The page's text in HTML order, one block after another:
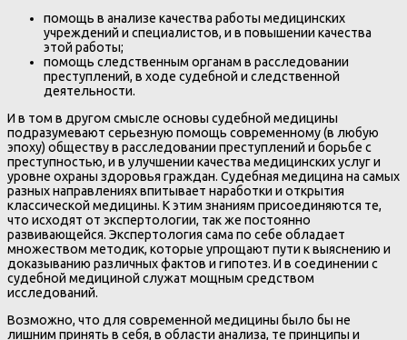
помощь в анализе качества работы медицинских
учреждений и специалистов, и в повышении качества
этой работы;
помощь следственным органам в расследовании
преступлений, в ходе судебной и следственной
деятельности.
И в том в другом смысле основы судебной медицины
подразумевают серьезную помощь современному (в любую
эпоху) обществу в расследовании преступлений и борьбе с
преступностью, и в улучшении качества медицинских услуг и
уровне охраны здоровья граждан. Судебная медицина на самых
разных направлениях впитывает наработки и открытия
классической медицины. К этим знаниям присоединяются те,
что исходят от экспертологии, так же постоянно
развивающейся. Экспертология сама по себе обладает
множеством методик, которые упрощают пути к выяснению и
доказыванию различных фактов и гипотез. И в соединении с
судебной медициной служат мощным средством
исследований.
Возможно, что для современной медицины было бы не
лишним принять в себя, в области анализа, те принципы и